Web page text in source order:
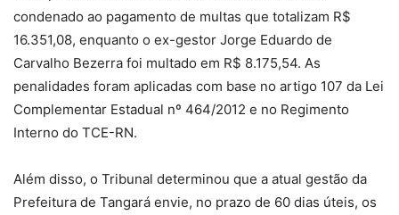
condenado ao pagamento de multas que totalizam R$
16.351,08, enquanto o ex-gestor Jorge Eduardo de
Carvalho Bezerra foi multado em R$ 8.175,54. As
penalidades foram aplicadas com base no artigo 107 da Lei
Complementar Estadual nº 464/2012 e no Regimento
Interno do TCE-RN.
Além disso, o Tribunal determinou que a atual gestão da
Prefeitura de Tangará envie, no prazo de 60 dias úteis, os